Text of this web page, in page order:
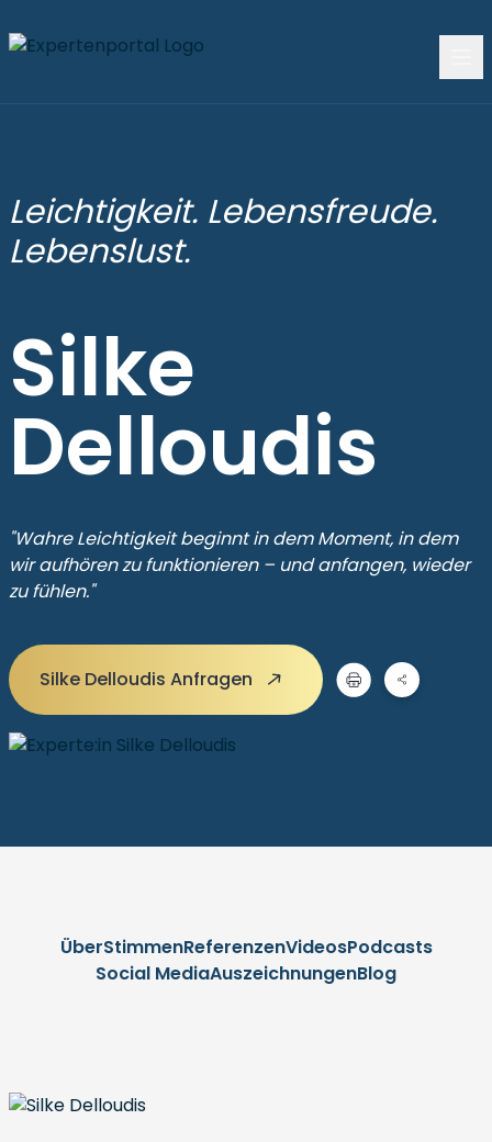
Leichtigkeit. Lebensfreude.
Lebenslust.
Silke
Delloudis
"Wahre Leichtigkeit beginnt in dem Moment, in dem
wir aufhören zu funktionieren – und anfangen, wieder
zu fühlen."
Silke Delloudis Anfragen
ÜberStimmenReferenzenVideosPodcasts
Social MediaAuszeichnungenBlog